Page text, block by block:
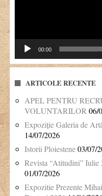
00:00
ARTICOLE RECENTE
APEL PENTRU
VOLUNTARILOR 06/
Expoziție Galeria de
14/07/2026
Istorii Ploiestene03/07/
Revista “Atitudini” Iulie
01/07/2026
Expozitie Prezente